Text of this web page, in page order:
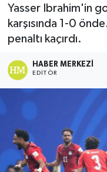
Yasser Ibrahim'in
karşısında 1-0
penaltı kaçırdı.
HABER MERKEZI
EDITÖR
Burhaniye
Edremit
EĞİTİM
Son Dakika